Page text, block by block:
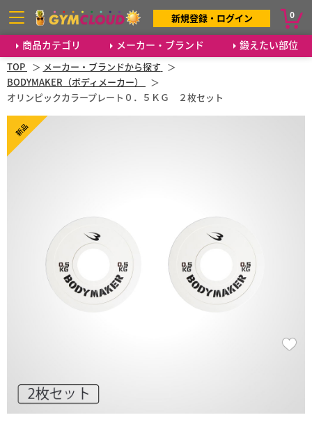
商品カテゴリ メーカー・ブランド 鍛えたい部位
新規登録・ログイン 0
TOP
メーカー・ブランドから探す
BODYMAKER（ボディメーカー）
オリンピックカラープレート０．５ＫＧ ２枚セット
新品